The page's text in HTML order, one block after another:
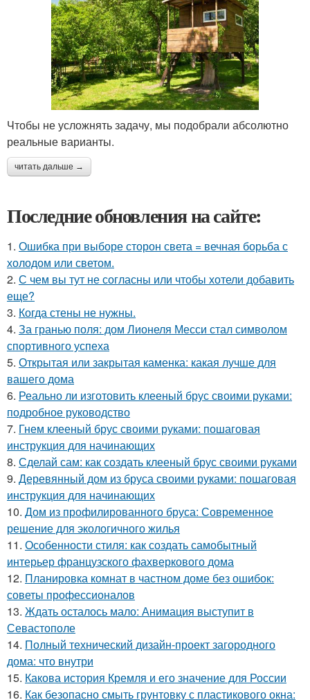
Чтобы не усложнять задачу, мы подобрали абсолютно
реальные варианты.
читать дальше →
Последние обновления на сайте:
1. Ошибка при выборе сторон света = вечная борьба с
холодом или светом.
2. С чем вы тут не согласны или чтобы хотели добавить
еще?
3. Когда стены не нужны.
4. За гранью поля: дом Лионеля Месси стал символом
спортивного успеха
5. Открытая или закрытая каменка: какая лучше для
вашего дома
6. Реально ли изготовить клееный брус своими руками:
подробное руководство
7. Гнем клееный брус своими руками: пошаговая
инструкция для начинающих
8. Сделай сам: как создать клееный брус своими руками
9. Деревянный дом из бруса своими руками: пошаговая
инструкция для начинающих
10. Дом из профилированного бруса: Современное
решение для экологичного жилья
11. Особенности стиля: как создать самобытный
интерьер французского фахверкового дома
12. Планировка комнат в частном доме без ошибок:
советы профессионалов
13. Ждать осталось мало: Анимация выступит в
Севастополе
14. Полный технический дизайн-проект загородного
дома: что внутри
15. Какова история Кремля и его значение для России
16. Как безопасно смыть грунтовку с пластикового окна: